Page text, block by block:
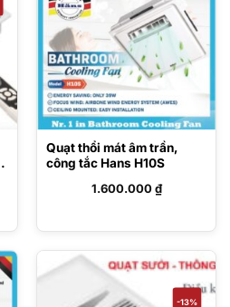
Quạt thổi mát âm trần,
công tắc Hans H10S
1.600.000₫
-13%